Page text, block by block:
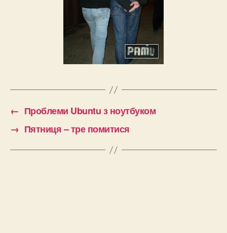
← Проблеми Ubuntu з ноутбуком
→ Пятниця – тре помитися